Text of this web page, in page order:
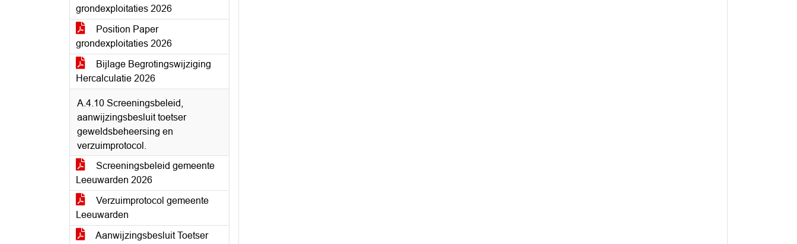
grondexploitaties 2026
Position Paper
grondexploitaties 2026
Bijlage Begrotingswijziging
Hercalculatie 2026
A.4.10 Screeningsbeleid,
aanwijzingsbesluit toetser
geweldsbeheersing en
verzuimprotocol.
Screeningsbeleid gemeente
Leeuwarden 2026
Verzuimprotocol gemeente
Leeuwarden
Aanwijzingsbesluit Toetser